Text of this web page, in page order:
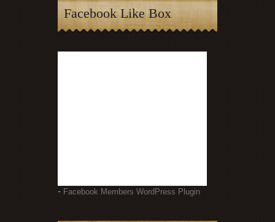
Facebook Like Box
- Facebook Members WordPress Plugin